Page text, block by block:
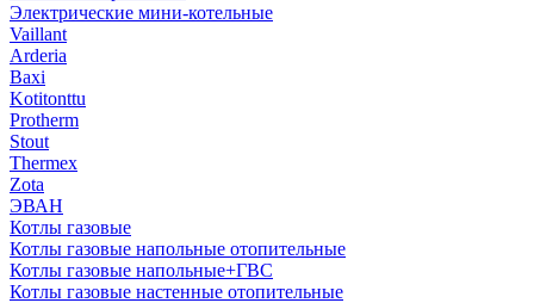
Электрические мини-котельные
Vaillant
Arderia
Baxi
Kotitonttu
Protherm
Stout
Thermex
Zota
ЭВАН
Котлы газовые
Котлы газовые напольные отопительные
Котлы газовые напольные+ГВС
Котлы газовые настенные отопительные